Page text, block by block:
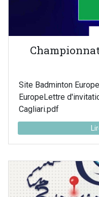
Site Badminton
EuropeLettre
Cagliari.pdf